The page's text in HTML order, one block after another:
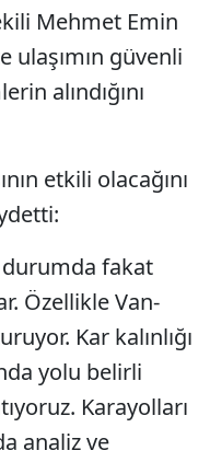
Mehmet Emin
ulaşımın güvenli
alındığını
etkili olacağını
durumda fakat
Özellikle Van-
Kar kalınlığı
yolu belirli
Karayolları
analiz ve